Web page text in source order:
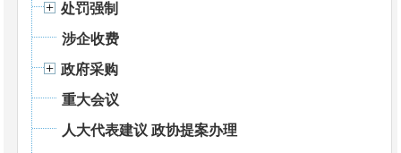
处罚强制
涉企收费
政府采购
重大会议
人大代表建议 政协提案办理